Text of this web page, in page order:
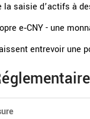
saisie d’actifs à
e‑CNY- une
entrevoir une